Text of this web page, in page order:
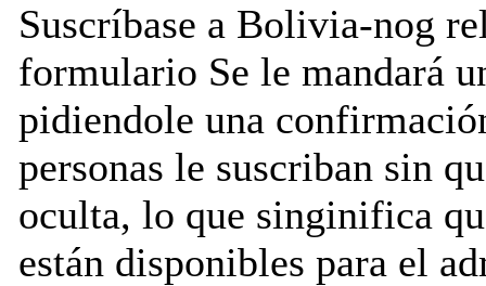
Suscríbase a Bolivia-nog
formulario Se le mandará
pidiendole una
personas le suscriban sin
oculta, lo que singinifica
están disponibles para el